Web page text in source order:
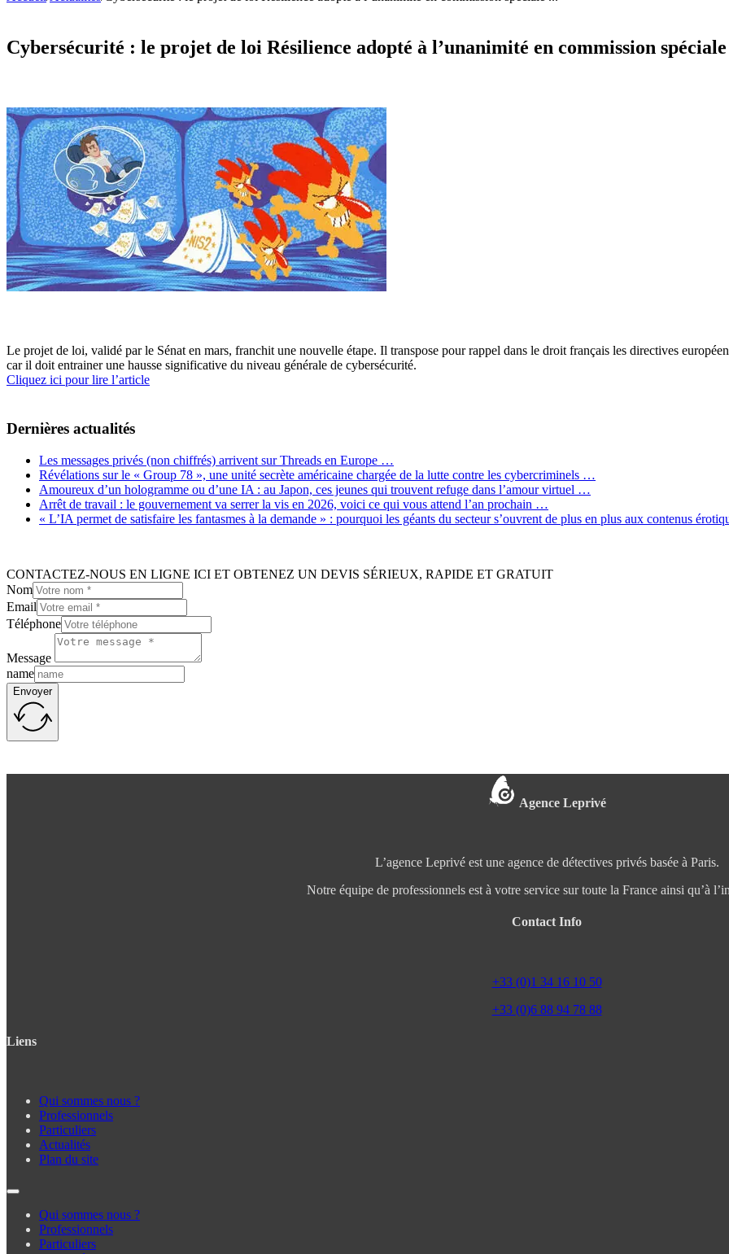
Cybersécurité : le projet de loi Résilience adopté à l’unanimité en commission
Le projet de loi, validé par le Sénat en mars, franchit une nouvelle étape. Il transpose pour rappel dans le droit français les directives
car il doit entrainer une hausse significative du niveau générale de cybersécurité.
Cliquez ici pour lire l’article
Dernières actualités
Les messages privés (non chiffrés) arrivent sur Threads en Europe …
Révélations sur le « Group 78 », une unité secrète américaine chargée de la lutte contre les cybercriminels …
Amoureux d’un hologramme ou d’une IA : au Japon, ces jeunes qui trouvent refuge dans l’amour virtuel …
Arrêt de travail : le gouvernement va serrer la vis en 2026, voici ce qui vous attend l’an prochain …
« L’IA permet de satisfaire les fantasmes à la demande » : pourquoi les géants du secteur s’ouvrent de plus en plus aux contenus
CONTACTEZ-NOUS EN LIGNE ICI ET OBTENEZ UN DEVIS SÉRIEUX, RAPIDE ET GRATUIT
Nom
Email
Téléphone
Message
name
Envoyer
Agence Leprivé
L’agence Leprivé est une agence de détectives privés basée à Paris.
Notre équipe de professionnels est à votre service sur toute la France ainsi qu’à
Contact Info
+33 (0)1 34 16 10 50
+33 (0)6 88 94 78 88
Liens
Qui sommes nous ?
Professionnels
Particuliers
Actualités
Plan du site
Qui sommes nous ?
Professionnels
Particuliers